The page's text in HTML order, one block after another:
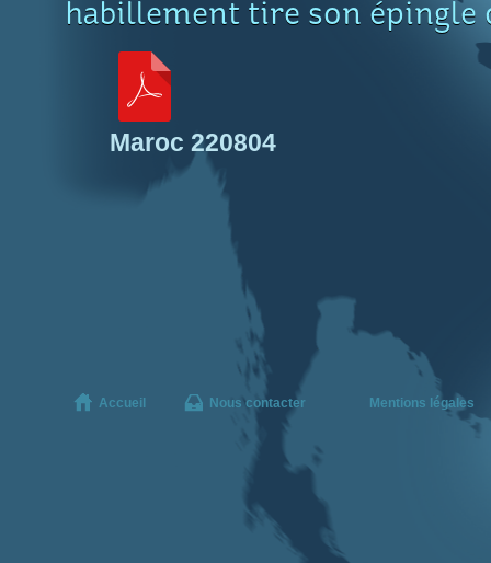
habillement tire son épingle
Maroc 220804
Accueil Nous contacter Mentions légales